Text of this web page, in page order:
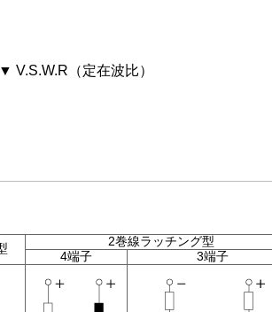
▼ V.S.W.R（定在波比）
2巻線ラッチング型
4端子 3端子